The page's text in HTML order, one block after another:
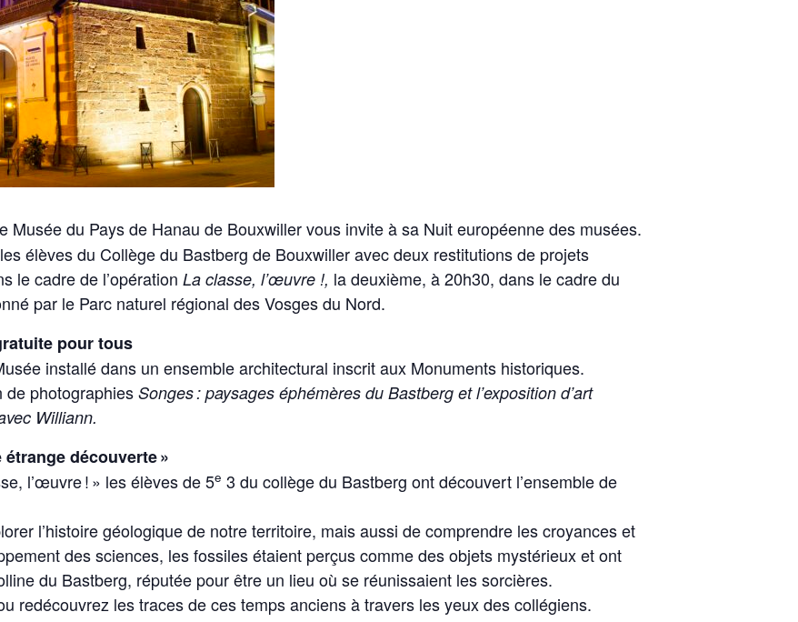
Musée du Pays de Hanau de Bouxwiller vous invite à sa Nuit européenne des musées.
élèves du Collège du Bastberg de Bouxwiller avec deux restitutions de projets
le cadre de l’opération La classe, l’œuvre !, la deuxième, à 20h30, dans le cadre du
par le Parc naturel régional des Vosges du Nord.
pour tous
installé dans un ensemble architectural inscrit aux Monuments historiques.
de photographies Songes : paysages éphémères du Bastberg et l’exposition d’art
Williann.
découverte »
l’œuvre ! » les élèves de 5e 3 du collège du Bastberg ont découvert l’ensemble de
l’histoire géologique de notre territoire, mais aussi de comprendre les croyances et
des sciences, les fossiles étaient perçus comme des objets mystérieux et ont
du Bastberg, réputée pour être un lieu où se réunissaient les sorcières.
redécouvrez les traces de ces temps anciens à travers les yeux des collégiens.